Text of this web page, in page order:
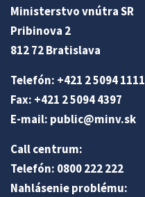
Ministerstvo vnútra SR
Pribinova 2
812 72 Bratislava
Telefón: +421 2 5094 1111
Fax: +421 2 5094 4397
E-mail: public@minv.sk
Call centrum:
Telefón: 0800 222 222
Nahlásenie problému: